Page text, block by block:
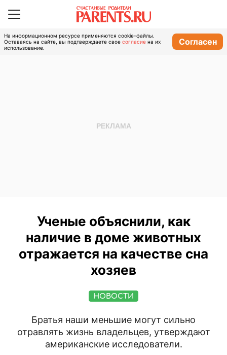
На информационном ресурсе применяются cookie-файлы.
Оставаясь на сайте, вы подтверждаете свое согласие на их
использование.
Согласен
Ученые объяснили, как
наличие в доме животных
отражается на качестве сна
хозяев
НОВОСТИ
Братья наши меньшие могут сильно
отравлять жизнь владельцев, утверждают
американские исследователи.